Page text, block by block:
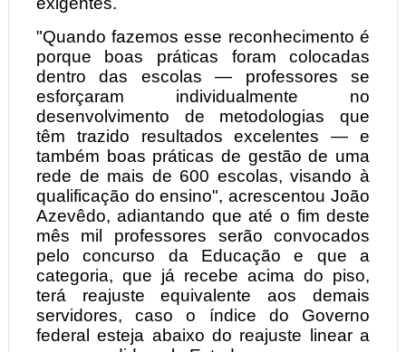
"Quando fazemos esse reconhecimento é
porque boas práticas foram colocadas
dentro das escolas — professores se
esforçaram individualmente no
desenvolvimento de metodologias que
têm trazido resultados excelentes — e
também boas práticas de gestão de uma
rede de mais de 600 escolas, visando à
qualificação do ensino", acrescentou João
Azevêdo, adiantando que até o fim deste
mês mil professores serão convocados
pelo concurso da Educação e que a
categoria, que já recebe acima do piso,
terá reajuste equivalente aos demais
servidores, caso o índice do Governo
federal esteja abaixo do reajuste linear a